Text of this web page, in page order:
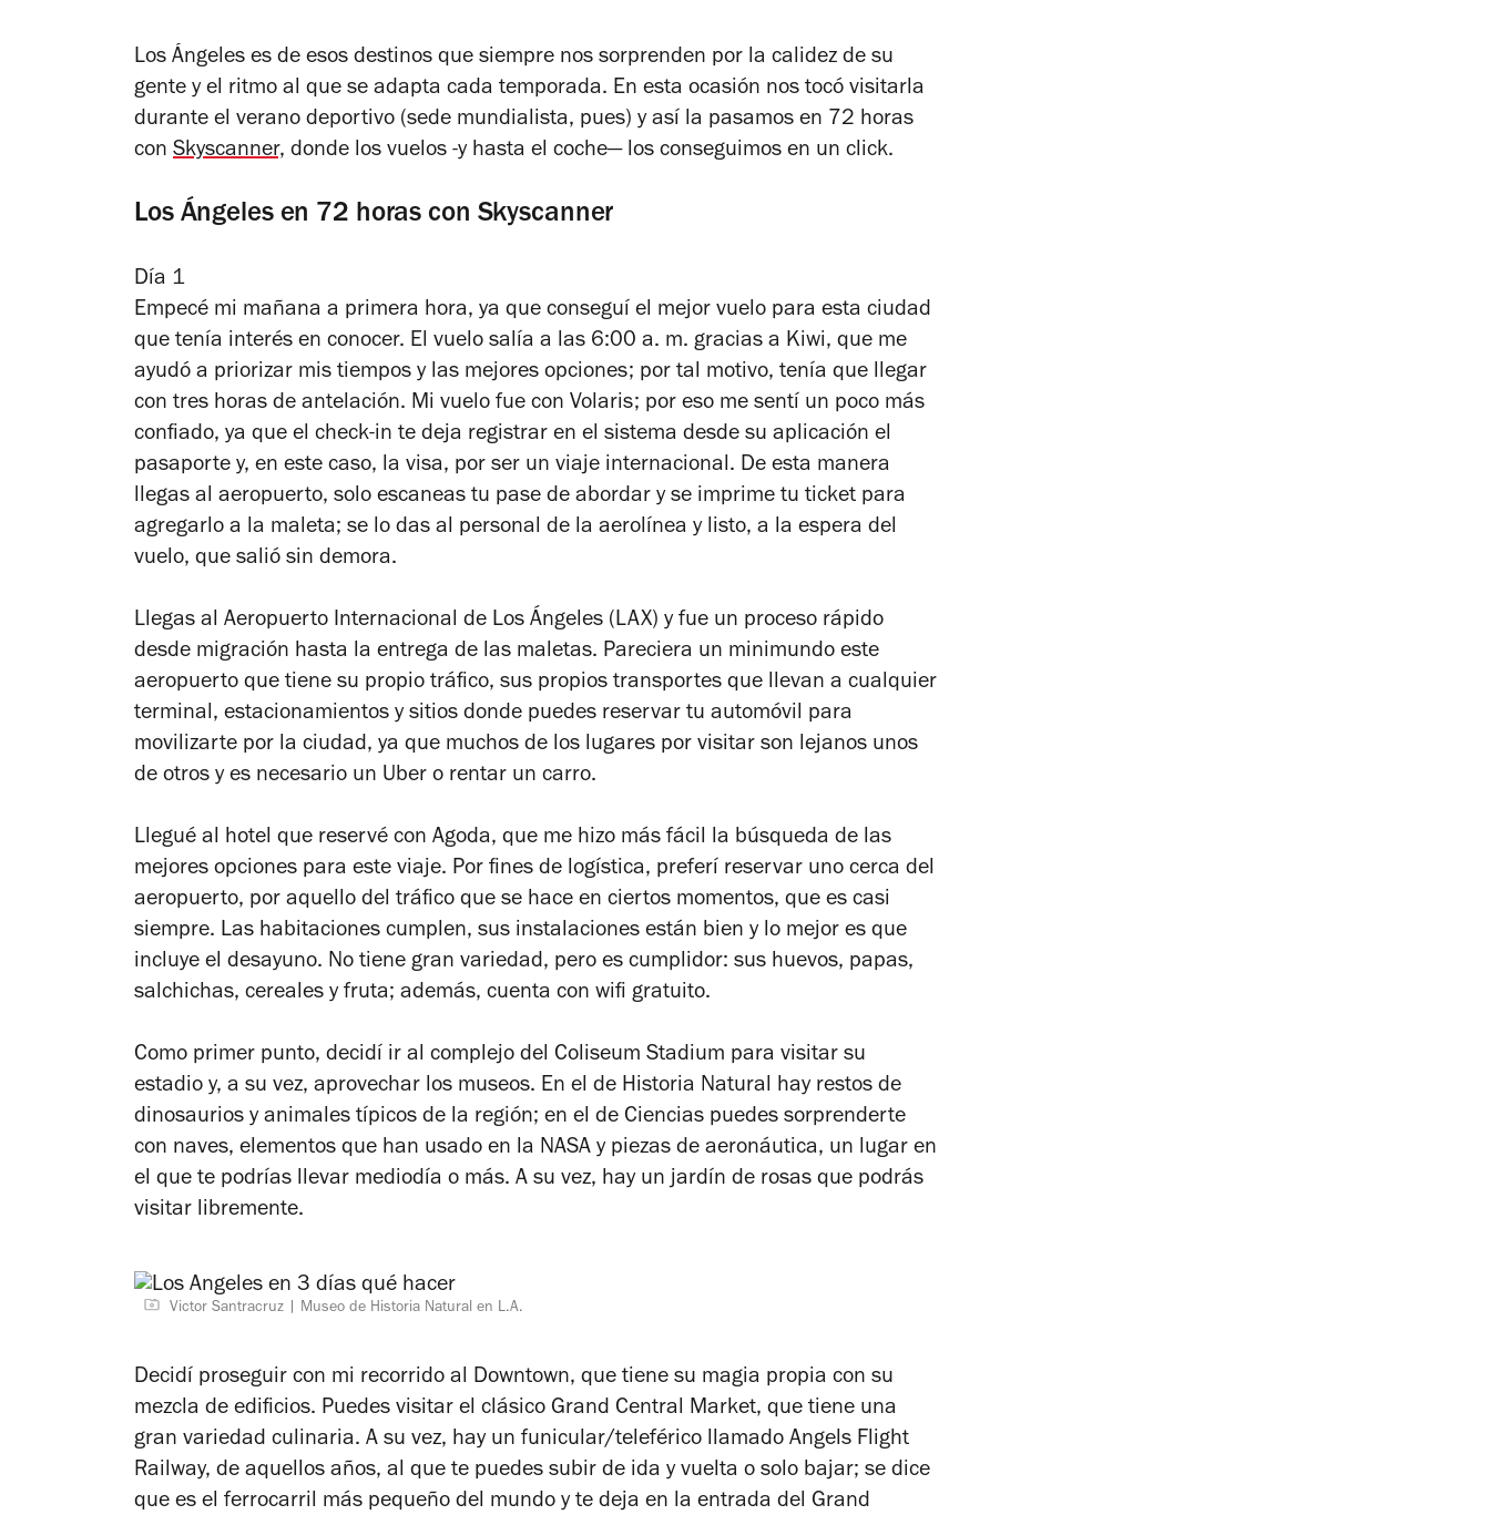
Los Ángeles es de esos destinos que siempre nos sorprenden por la calidez de su
gente y el ritmo al que se adapta cada temporada. En esta ocasión nos tocó visitarla
durante el verano deportivo (sede mundialista, pues) y así la pasamos en 72 horas
con Skyscanner, donde los vuelos -y hasta el coche— los conseguimos en un click.
Los Ángeles en 72 horas con Skyscanner
Día 1
Empecé mi mañana a primera hora, ya que conseguí el mejor vuelo para esta ciudad
que tenía interés en conocer. El vuelo salía a las 6:00 a. m. gracias a Kiwi, que me
ayudó a priorizar mis tiempos y las mejores opciones; por tal motivo, tenía que llegar
con tres horas de antelación. Mi vuelo fue con Volaris; por eso me sentí un poco más
confiado, ya que el check-in te deja registrar en el sistema desde su aplicación el
pasaporte y, en este caso, la visa, por ser un viaje internacional. De esta manera
llegas al aeropuerto, solo escaneas tu pase de abordar y se imprime tu ticket para
agregarlo a la maleta; se lo das al personal de la aerolínea y listo, a la espera del
vuelo, que salió sin demora.
Llegas al Aeropuerto Internacional de Los Ángeles (LAX) y fue un proceso rápido
desde migración hasta la entrega de las maletas. Pareciera un minimundo este
aeropuerto que tiene su propio tráfico, sus propios transportes que llevan a cualquier
terminal, estacionamientos y sitios donde puedes reservar tu automóvil para
movilizarte por la ciudad, ya que muchos de los lugares por visitar son lejanos unos
de otros y es necesario un Uber o rentar un carro.
Llegué al hotel que reservé con Agoda, que me hizo más fácil la búsqueda de las
mejores opciones para este viaje. Por fines de logística, preferí reservar uno cerca del
aeropuerto, por aquello del tráfico que se hace en ciertos momentos, que es casi
siempre. Las habitaciones cumplen, sus instalaciones están bien y lo mejor es que
incluye el desayuno. No tiene gran variedad, pero es cumplidor: sus huevos, papas,
salchichas, cereales y fruta; además, cuenta con wifi gratuito.
Como primer punto, decidí ir al complejo del Coliseum Stadium para visitar su
estadio y, a su vez, aprovechar los museos. En el de Historia Natural hay restos de
dinosaurios y animales típicos de la región; en el de Ciencias puedes sorprenderte
con naves, elementos que han usado en la NASA y piezas de aeronáutica, un lugar en
el que te podrías llevar mediodía o más. A su vez, hay un jardín de rosas que podrás
visitar libremente.
Victor Santracruz Museo de Historia Natural en L.A.
Decidí proseguir con mi recorrido al Downtown, que tiene su magia propia con su
mezcla de edificios. Puedes visitar el clásico Grand Central Market, que tiene una
gran variedad culinaria. A su vez, hay un funicular/teleférico llamado Angels Flight
Railway, de aquellos años, al que te puedes subir de ida y vuelta o solo bajar; se dice
que es el ferrocarril más pequeño del mundo y te deja en la entrada del Grand